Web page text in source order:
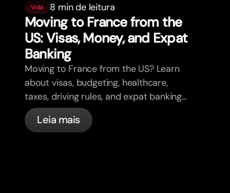
Vida 8 min de leitura
Moving to France from the
US: Visas, Money, and Expat
Banking
Moving to France from the US? Learn
about visas, budgeting, healthcare,
taxes, driving rules, and expat banking
in France with bunq.
Leia mais